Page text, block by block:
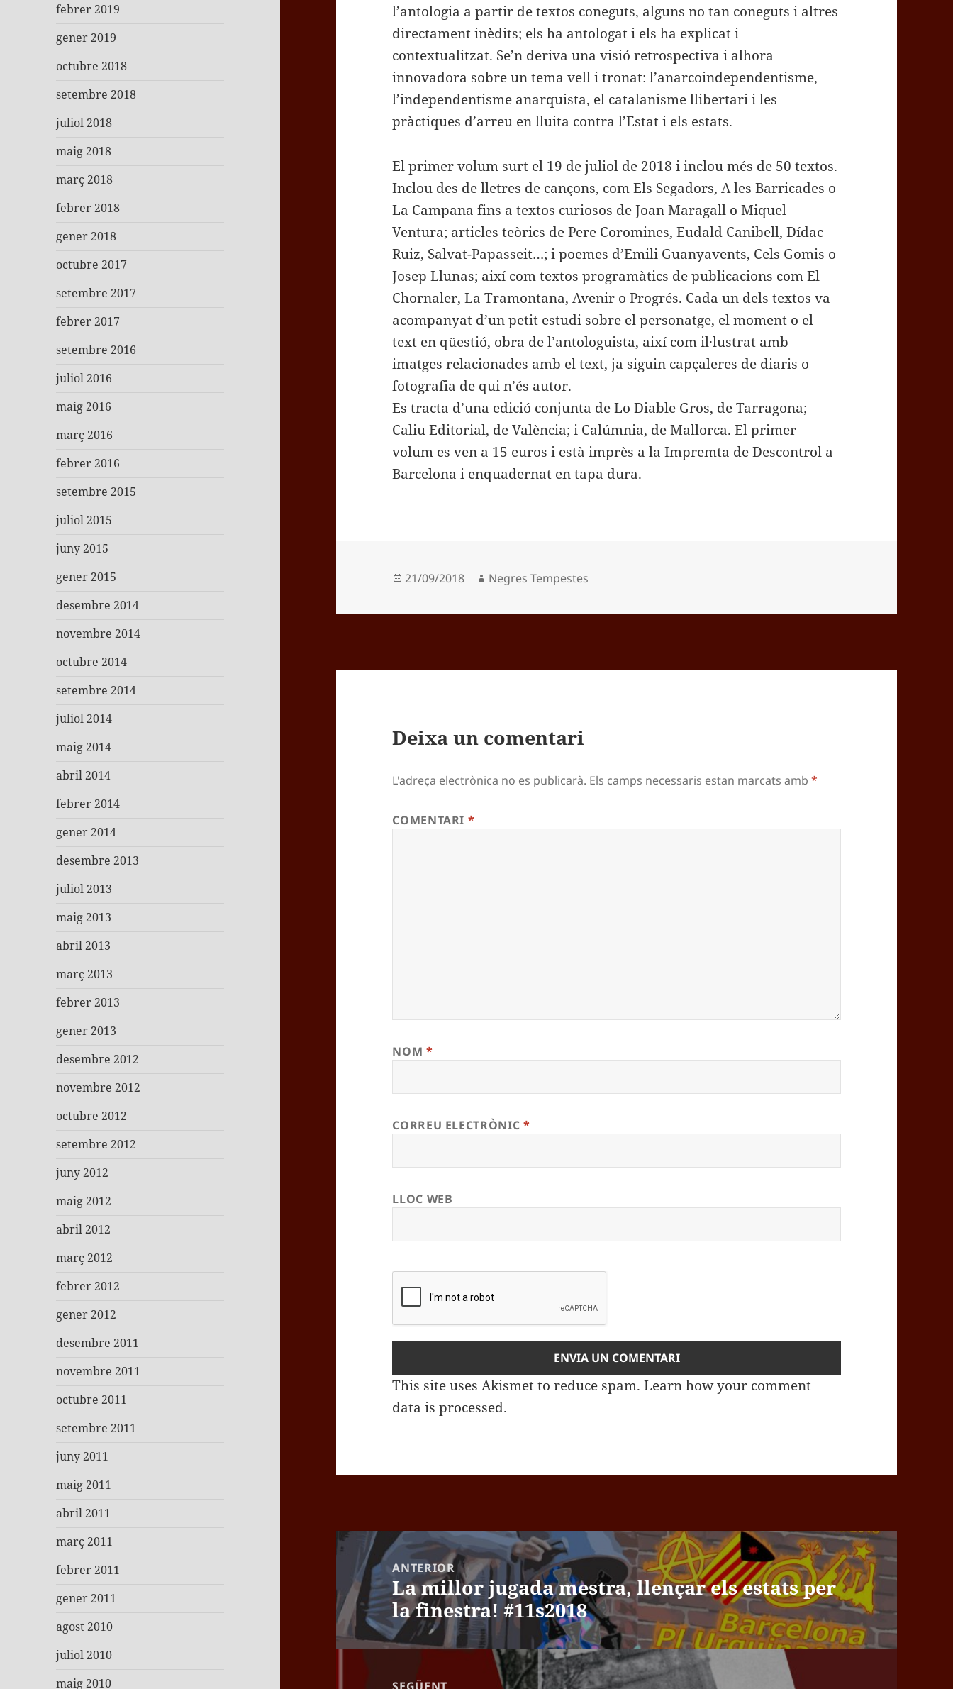
febrer 2019
gener 2019
octubre 2018
setembre 2018
juliol 2018
maig 2018
març 2018
febrer 2018
gener 2018
octubre 2017
setembre 2017
febrer 2017
setembre 2016
juliol 2016
maig 2016
març 2016
febrer 2016
setembre 2015
juliol 2015
juny 2015
gener 2015
desembre 2014
novembre 2014
octubre 2014
setembre 2014
juliol 2014
maig 2014
abril 2014
febrer 2014
gener 2014
desembre 2013
juliol 2013
maig 2013
abril 2013
març 2013
febrer 2013
gener 2013
desembre 2012
novembre 2012
octubre 2012
setembre 2012
juny 2012
maig 2012
abril 2012
març 2012
febrer 2012
gener 2012
desembre 2011
novembre 2011
octubre 2011
setembre 2011
juny 2011
maig 2011
abril 2011
març 2011
febrer 2011
gener 2011
agost 2010
juliol 2010
maig 2010
l’antologia a partir de textos coneguts, alguns no tan coneguts i altres
directament inèdits; els ha antologat i els ha explicat i
contextualitzat. Se’n deriva una visió retrospectiva i alhora
innovadora sobre un tema vell i tronat: l’anarcoindependentisme,
l’independentisme anarquista, el catalanisme llibertari i les
pràctiques d’arreu en lluita contra l’Estat i els estats.
El primer volum surt el 19 de juliol de 2018 i inclou més de 50 textos.
Inclou des de lletres de cançons, com Els Segadors, A les Barricades o
La Campana fins a textos curiosos de Joan Maragall o Miquel
Ventura; articles teòrics de Pere Coromines, Eudald Canibell, Dídac
Ruiz, Salvat-Papasseit…; i poemes d’Emili Guanyavents, Cels Gomis o
Josep Llunas; així com textos programàtics de publicacions com El
Chornaler, La Tramontana, Avenir o Progrés. Cada un dels textos va
acompanyat d’un petit estudi sobre el personatge, el moment o el
text en qüestió, obra de l’antologuista, així com il·lustrat amb
imatges relacionades amb el text, ja siguin capçaleres de diaris o
fotografia de qui n’és autor.
Es tracta d’una edició conjunta de Lo Diable Gros, de Tarragona;
Caliu Editorial, de València; i Calúmnia, de Mallorca. El primer
volum es ven a 15 euros i està imprès a la Impremta de Descontrol a
Barcelona i enquadernat en tapa dura.
Publicat
21/09/2018 Autor
Negres Tempestes
Deixa un comentari
L'adreça electrònica no es publicarà. Els camps necessaris estan marcats amb*
COMENTARI *
NOM *
CORREU ELECTRÒNIC *
LLOC WEB
This site uses Akismet to reduce spam.Learn how your comment
data is processed.
Navegació
d'entradesANTERIOR
Entrada
anterior:
La millor jugada mestra, llençar els estats per
la finestra! #11s2018